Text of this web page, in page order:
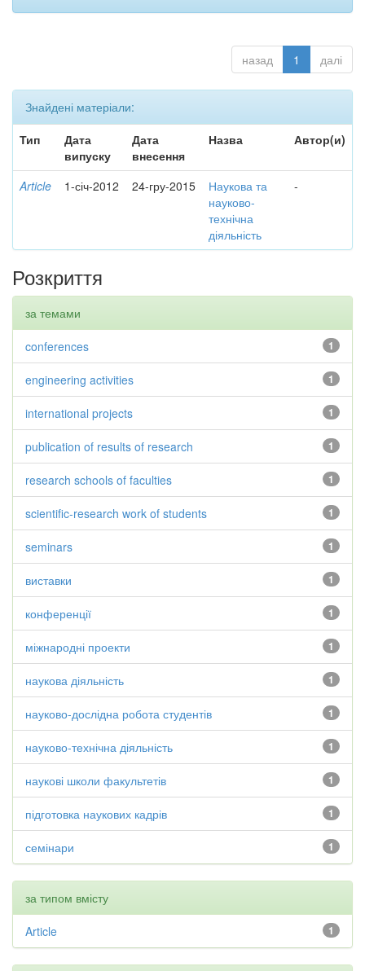
назад 1 далі
Знайдені матеріали:
Тип
Дата
випуску
Дата
внесення
Назва Автор(и)
Article 1-січ-2012 24-гру-2015
Наукова та
науково-
технічна
діяльність
-
Розкриття
за темами
1
conferences
1
engineering activities
1
international projects
1
publication of results of research
1
research schools of faculties
1
scientific-research work of students
1
seminars
1
виставки
1
конференції
1
міжнародні проекти
1
наукова діяльність
1
науково-дослідна робота студентів
1
науково-технічна діяльність
1
наукові школи факультетів
1
підготовка наукових кадрів
1
семінари
за типом вмісту
1
Article